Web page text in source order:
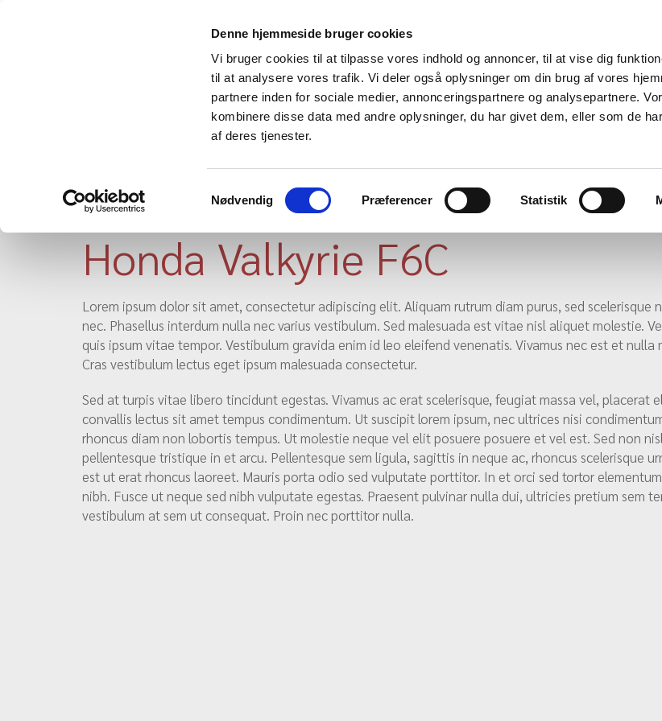
Denne hjemmeside bruger cookies
Vi bruger cookies til at tilpasse vores indhold og annoncer, til at vise dig
til at analysere vores trafik. Vi deler også oplysninger om din brug af vores
partnere inden for sociale medier, annonceringspartnere og analysepartnere.
kombinere disse data med andre oplysninger, du har givet dem, eller som de
af deres tjenester.
Nødvendig Præferencer Statistik
- leveret af Viscom
WEC / Le Mans Formel 1 MC Om Kontakt
Honda Valkyrie F6C
Lorem ipsum dolor sit amet, consectetur adipiscing elit. Aliquam rutrum diam purus, sed scelerisque
nec. Phasellus interdum nulla nec varius vestibulum. Sed malesuada est vitae nisl aliquet molestie.
quis ipsum vitae tempor. Vestibulum gravida enim id leo eleifend venenatis. Vivamus nec est et nulla
Cras vestibulum lectus eget ipsum malesuada consectetur.
Sed at turpis vitae libero tincidunt egestas. Vivamus ac erat scelerisque, feugiat massa vel, placerat
convallis lectus sit amet tempus condimentum. Ut suscipit lorem ipsum, nec ultrices nisi
rhoncus diam non lobortis tempus. Ut molestie neque vel elit posuere posuere et vel est. Sed non
pellentesque tristique in et arcu. Pellentesque sem ligula, sagittis in neque ac, rhoncus scelerisque
est ut erat rhoncus laoreet. Mauris porta odio sed vulputate porttitor. In et orci sed tortor
nibh. Fusce ut neque sed nibh vulputate egestas. Praesent pulvinar nulla dui, ultricies pretium sem
vestibulum at sem ut consequat. Proin nec porttitor nulla.